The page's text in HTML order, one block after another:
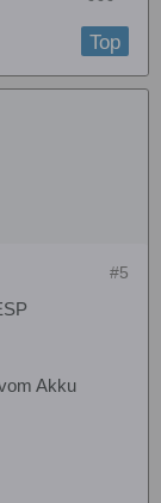
Top
#5
Akku